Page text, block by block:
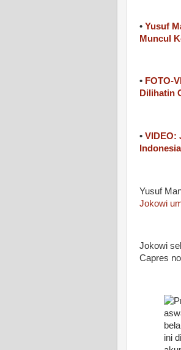
• Yusuf
Muncul
• FOTO-
Dilihatin
• VIDEO:
Indonesia
Yusuf
Jokowi
Jokowi
Capres